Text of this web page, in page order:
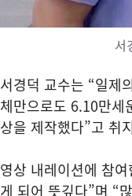
서
서경덕 교수는 “일제
체만으로도 6.10만세
상을 제작했다”고 취
영상 내레이션에 참
게 되어 뜻깊다”며 “